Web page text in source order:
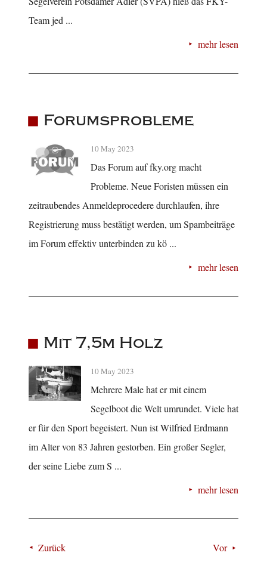
Team jed ...
mehr lesen
Forumsprobleme
10 May 2023
Das Forum auf fky.org macht
Probleme. Neue Foristen müssen ein
zeitraubendes Anmeldeprocedere durchlaufen, ihre
Registrierung muss bestätigt werden, um Spambeiträge
im Forum effektiv unterbinden zu kö ...
mehr lesen
Mit 7,5m Holz
10 May 2023
Mehrere Male hat er mit einem
Segelboot die Welt umrundet. Viele hat
er für den Sport begeistert. Nun ist Wilfried Erdmann
im Alter von 83 Jahren gestorben. Ein großer Segler,
der seine Liebe zum S ...
mehr lesen
Zurück Vor